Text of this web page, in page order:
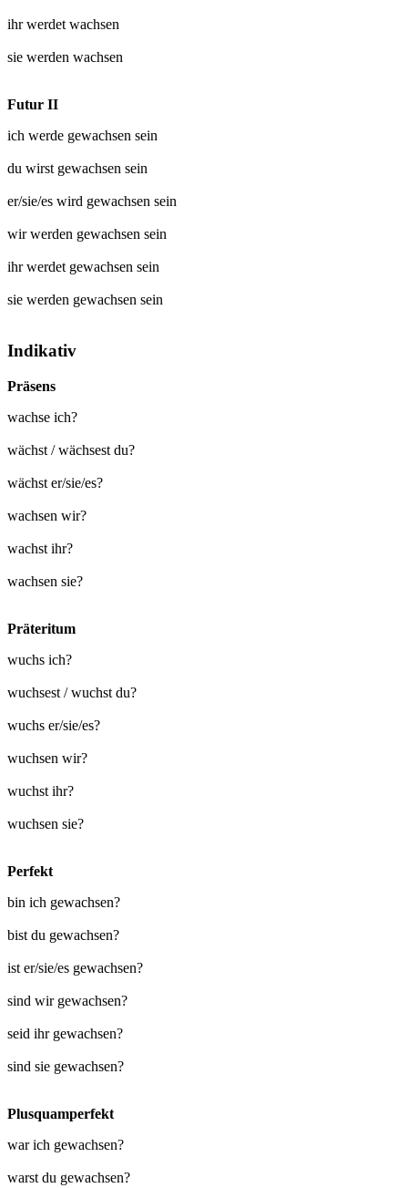
ihr werdet wachsen
sie werden wachsen
Futur II
ich werde gewachsen sein
du wirst gewachsen sein
er/sie/es wird gewachsen sein
wir werden gewachsen sein
ihr werdet gewachsen sein
sie werden gewachsen sein
Indikativ
Präsens
wachse ich?
wächst / wächsest du?
wächst er/sie/es?
wachsen wir?
wachst ihr?
wachsen sie?
Präteritum
wuchs ich?
wuchsest / wuchst du?
wuchs er/sie/es?
wuchsen wir?
wuchst ihr?
wuchsen sie?
Perfekt
bin ich gewachsen?
bist du gewachsen?
ist er/sie/es gewachsen?
sind wir gewachsen?
seid ihr gewachsen?
sind sie gewachsen?
Plusquamperfekt
war ich gewachsen?
warst du gewachsen?